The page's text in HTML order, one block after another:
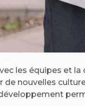
les équipes et
de nouvelles